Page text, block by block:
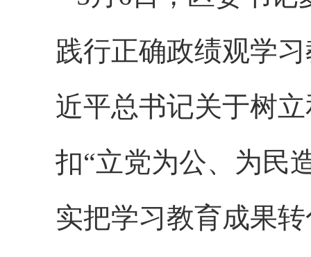
践行正确政绩观学
近平总书记关于树
扣“立党为公、为民
实把学习教育成果